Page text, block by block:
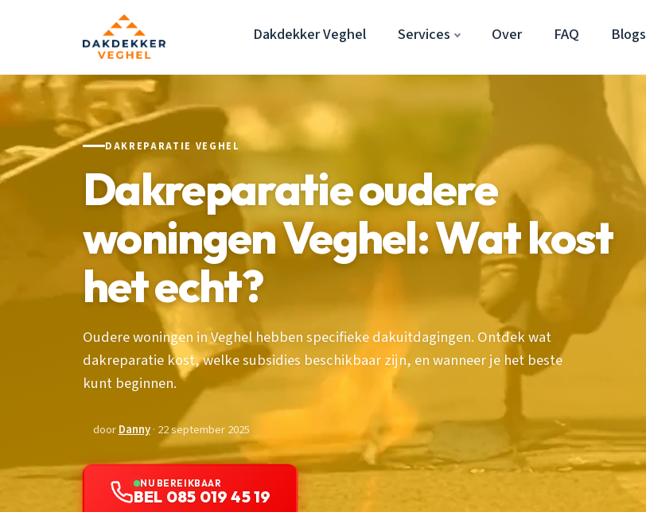
Dakdekker Veghel Services Over FAQ Blogs
DAKREPARATIE VEGHEL
Dakreparatie oudere
woningen Veghel: Wat kost
het echt?
Oudere woningen in Veghel hebben specifieke dakuitdagingen. Ontdek wat
dakreparatie kost, welke subsidies beschikbaar zijn, en wanneer je het beste
kunt beginnen.
doorDanny· 22 september 2025
NU BEREIKBAAR
BEL 085 019 45 19